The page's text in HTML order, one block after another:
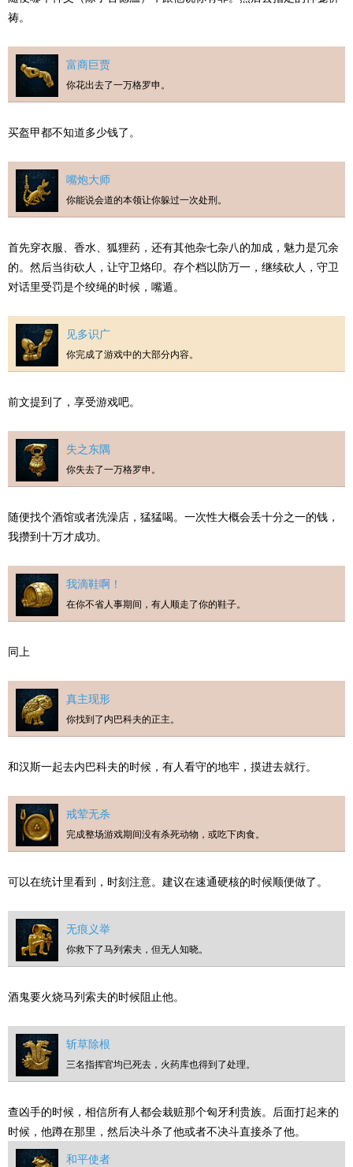
祷。
富商巨贾
你花出去了一万格罗申。
买盔甲都不知道多少钱了。
嘴炮大师
你能说会道的本领让你躲过一次处刑。
首先穿衣服、香水、狐狸药，还有其他杂七杂八的加成，魅力是冗余
的。然后当街砍人，让守卫烙印。存个档以防万一，继续砍人，守卫
对话里受罚是个绞绳的时候，嘴遁。
见多识广
你完成了游戏中的大部分内容。
前文提到了，享受游戏吧。
失之东隅
你失去了一万格罗申。
随便找个酒馆或者洗澡店，猛猛喝。一次性大概会丢十分之一的钱，
我攒到十万才成功。
我滴鞋啊！
在你不省人事期间，有人顺走了你的鞋子。
同上
真主现形
你找到了内巴科夫的正主。
和汉斯一起去内巴科夫的时候，有人看守的地牢，摸进去就行。
戒荤无杀
完成整场游戏期间没有杀死动物，或吃下肉食。
可以在统计里看到，时刻注意。建议在速通硬核的时候顺便做了。
无痕义举
你救下了马列索夫，但无人知晓。
酒鬼要火烧马列索夫的时候阻止他。
斩草除根
三名指挥官均已死去，火药库也得到了处理。
查凶手的时候，相信所有人都会栽赃那个匈牙利贵族。后面打起来的
时候，他蹲在那里，然后决斗杀了他或者不决斗直接杀了他。
和平使者